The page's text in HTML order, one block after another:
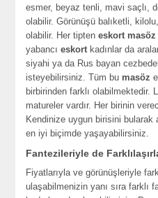
esmer, beyaz tenli, mavi saçlı,
olabilir. Görünüşü balıketli,
olabilir. Her tipteneskort masöz
yabancıeskortkadınlar da
siyahi ya da Rus bayan
isteyebilirsiniz. Tüm bu masöz
birbirinden farklı olabilmektedir.
matureler vardır. Her birinin
Kendinize uygun birisini
en iyi biçimde yaşayabilirsiniz.
Fantezileriyle de
Fiyatlarıyla ve görünüşleriyle
ulaşabilmenizin yanı sıra farklı